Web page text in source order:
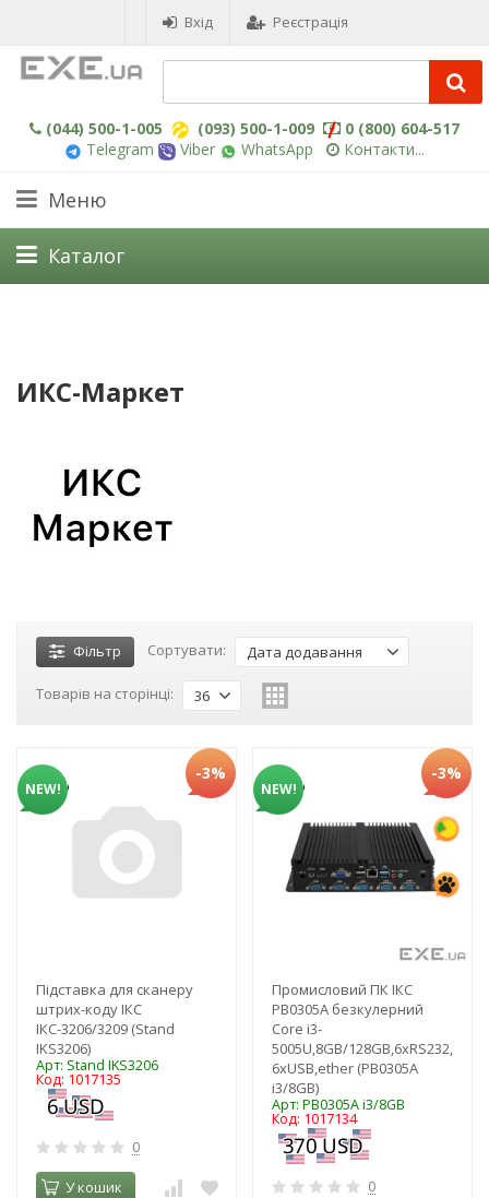
Вхід Реєстрація
(044) 500-1-005 (093) 500-1-009
0 (800) 604-517
Telegram
Viber WhatsApp Контакти...
Меню
Каталог
ИКС-Маркет
Фільтр Сортувати: Дата додавання
Товарів на сторінці: 36
NEW!
-3%
Підставка для сканеру
штрих-коду ІКС
ІКС-3206/3209 (Stand
IKS3206)
Арт: Stand IKS3206
Код: 1017135
0
У кошик
NEW!
-3%
Промисловий ПК ІКС
PB0305A безкулерний
Core i3-
5005U,8GB/128GB,6xRS232,
6xUSB,ether (PB0305A
і3/8GB)
Арт: PB0305A і3/8GB
Код: 1017134
0